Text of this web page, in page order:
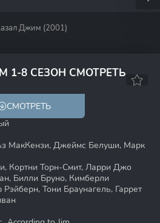
Джим (2001)
1-8 СЕЗОН СМОТРЕТЬ
СМОТРЕТЬ
МакКензи, Джеймс Белуши, Марк
Кортни Торн-Смит, Ларри Джо
Билли Бруно, Кимберли
Тони Браунагель, Гаррет